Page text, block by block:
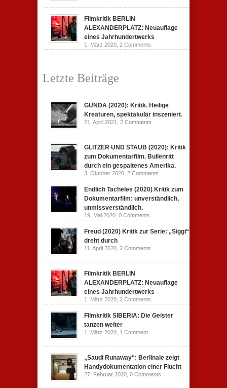
Filmkritik BERLIN
ALEXANDERPLATZ: Neuauflage
eines Jahrhundertwerks
1. März 2020, 2 Comments
Letzte Beiträge
GUNDA (2020): Kritik. Heilige
Kreaturen, spektakulär inszeniert.
21. April 2021, 2 Comments
GLITZER UND STAUB (2020): Kritik
zum Dokumentarfilm. Bullenritt
durch ein gespaltenes Amerika.
3. Oktober 2020, 2 Comments
Endlich Tacheles (2020) Kritik zum
Dokumentarfilm: unverständlich,
unmissverständlich.
19. Mai 2020, 0 Comments
Freud (2020) Kritik zur Serie: „Siggi“
dreht durch
11. April 2020, 2 Comments
Filmkritik BERLIN
ALEXANDERPLATZ: Neuauflage
eines Jahrhundertwerks
1. März 2020, 2 Comments
Filmkritik SIBERIA: Die Geister
tanzen weiter
1. März 2020, 1 Comment
„Saudi Runaway“: Berlinale zeigt
Handydokumentation einer Flucht
27. Februar 2020, 0 Comments